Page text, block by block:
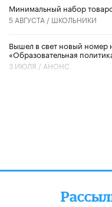
Минимальный набор
5 АВГУСТА / ШКОЛЬНИКИ
Вышел в свет новый номер
«Образовательная
3 ИЮЛЯ / АНОНС